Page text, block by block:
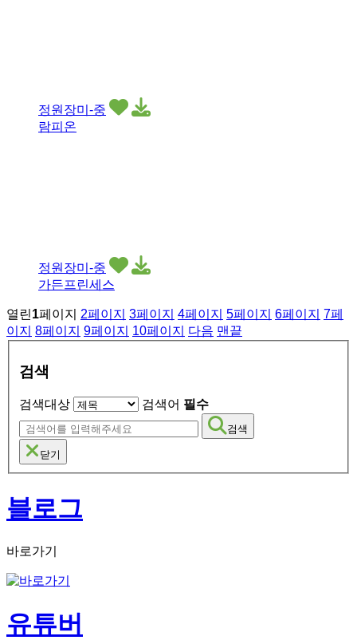
정원장미-중
람피온
정원장미-중
가든프린세스
열린1페이지 2페이지 3페이지 4페이지 5페이지 6페이지 7페
이지 8페이지 9페이지 10페이지 다음 맨끝
검색
검색대상 검색어 필수
검색
닫기
블로그
바로가기
유튜버